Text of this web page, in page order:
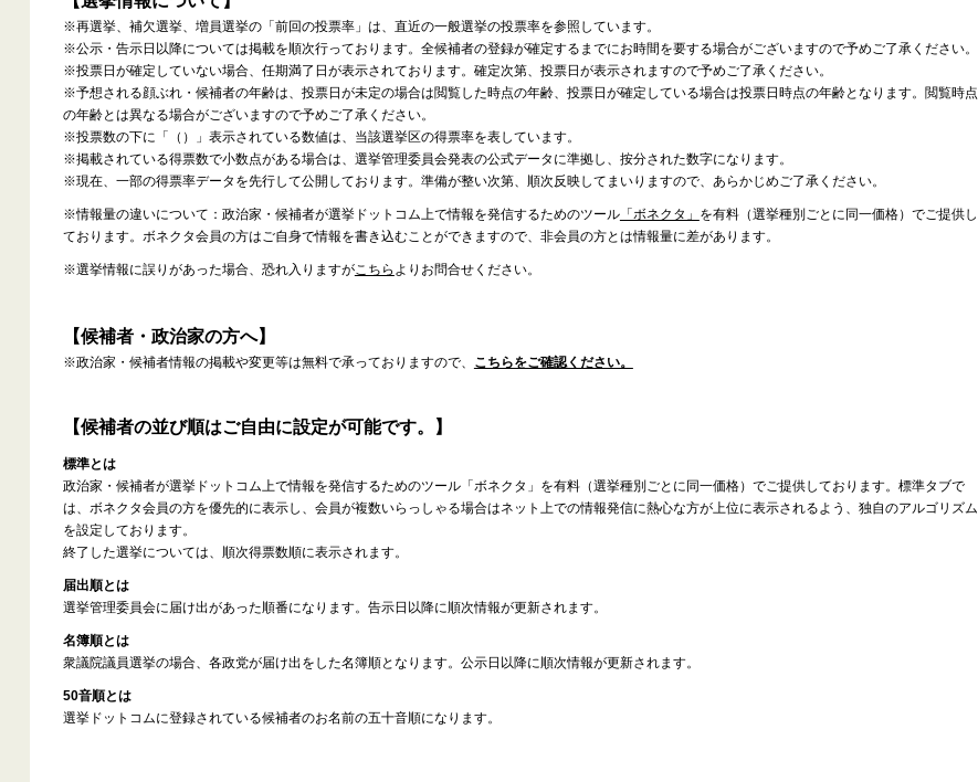
※再選挙、補欠選挙、増員選挙の「前回の投票率」は、直近の一般選挙の投票率を参照しています。
※公示・告示日以降については掲載を順次行っております。全候補者の登録が確定するまでにお時間を要する場合がございますので予めご了承ください。
※投票日が確定していない場合、任期満了日が表示されております。確定次第、投票日が表示されますので予めご了承ください。
※予想される顔ぶれ・候補者の年齢は、投票日が未定の場合は閲覧した時点の年齢、投票日が確定している場合は投票日時点の年齢となります。閲覧時点
の年齢とは異なる場合がございますので予めご了承ください。
※投票数の下に「（）」表示されている数値は、当該選挙区の得票率を表しています。
※掲載されている得票数で小数点がある場合は、選挙管理委員会発表の公式データに準拠し、按分された数字になります。
※現在、一部の得票率データを先行して公開しております。準備が整い次第、順次反映してまいりますので、あらかじめご了承ください。
※情報量の違いについて：政治家・候補者が選挙ドットコム上で情報を発信するためのツール「ボネクタ」 を有料（選挙種別ごとに同一価格）でご提供し
ております。ボネクタ会員の方はご自身で情報を書き込むことができますので、非会員の方とは情報量に差があります。
※選挙情報に誤りがあった場合、恐れ入りますがこちら よりお問合せください。
【候補者・政治家の方へ】
※政治家・候補者情報の掲載や変更等は無料で承っておりますので、 こちらをご確認ください。
【候補者の並び順はご自由に設定が可能です。】
標準とは
政治家・候補者が選挙ドットコム上で情報を発信するためのツール「ボネクタ」を有料（選挙種別ごとに同一価格）でご提供しております。標準タブで
は、ボネクタ会員の方を優先的に表示し、会員が複数いらっしゃる場合はネット上での情報発信に熱心な方が上位に表示されるよう、独自のアルゴリズム
を設定しております。
終了した選挙については、順次得票数順に表示されます。
届出順とは
選挙管理委員会に届け出があった順番になります。告示日以降に順次情報が更新されます。
名簿順とは
衆議院議員選挙の場合、各政党が届け出をした名簿順となります。公示日以降に順次情報が更新されます。
50音順とは
選挙ドットコムに登録されている候補者のお名前の五十音順になります。